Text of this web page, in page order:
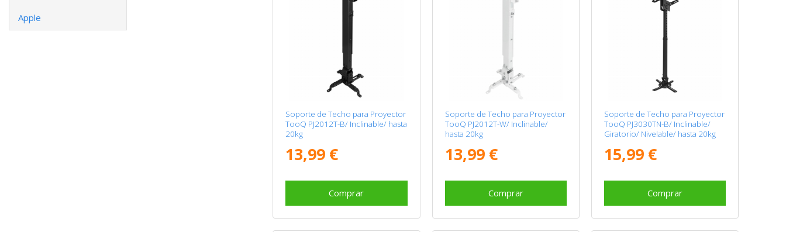
Apple
Soporte de Techo para Proyector
TooQ PJ2012T-B/ Inclinable/ hasta
20kg
13,99 €
Comprar
Soporte de Techo para Proyector
TooQ PJ2012T-W/ Inclinable/
hasta 20kg
13,99 €
Comprar
Soporte de Techo para Proyector
TooQ PJ3030TN-B/ Inclinable/
Giratorio/ Nivelable/ hasta 20kg
15,99 €
Comprar